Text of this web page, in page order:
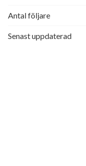
Antal följare
Senast uppdaterad